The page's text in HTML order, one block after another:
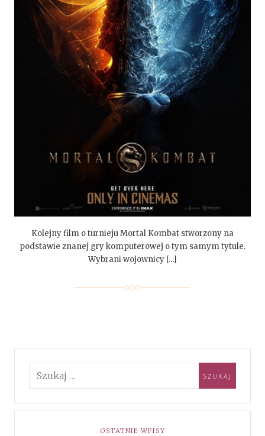
Kolejny film o turnieju Mortal Kombat stworzony na
podstawie znanej gry komputerowej o tym samym tytule.
Wybrani wojownicy […]
OSTATNIE WPISY